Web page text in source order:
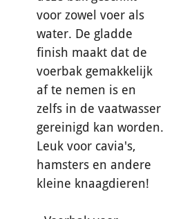
voor zowel voer als
water. De gladde
finish maakt dat de
voerbak gemakkelijk
af te nemen is en
zelfs in de vaatwasser
gereinigd kan worden.
Leuk voor cavia's,
hamsters en andere
kleine knaagdieren!